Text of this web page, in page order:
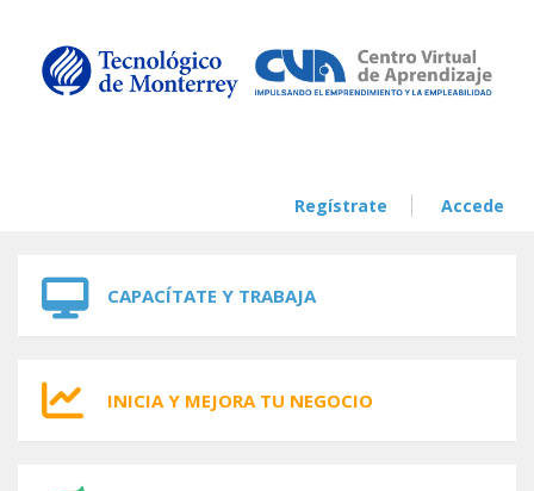
Regístrate Accede
CAPACÍTATE Y TRABAJA
INICIA Y MEJORA TU NEGOCIO